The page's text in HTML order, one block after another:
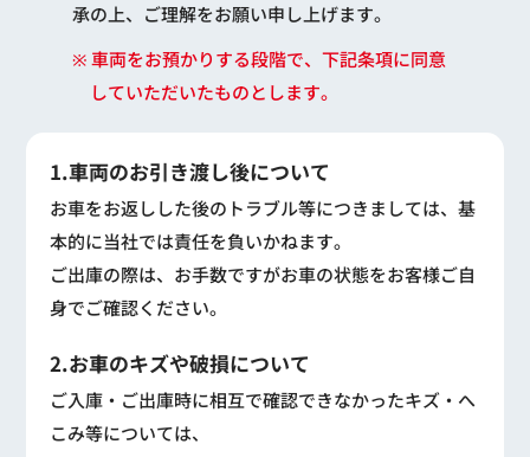
承の上、ご理解をお願い申し上げます。
※ 車両をお預かりする段階で、下記条項に同意
していただいたものとします。
1.車両のお引き渡し後について
お車をお返しした後のトラブル等につきましては、基
本的に当社では責任を負いかねます。
ご出庫の際は、お手数ですがお車の状態をお客様ご自
身でご確認ください。
2.お車のキズや破損について
ご入庫・ご出庫時に相互で確認できなかったキズ・へ
こみ等については、